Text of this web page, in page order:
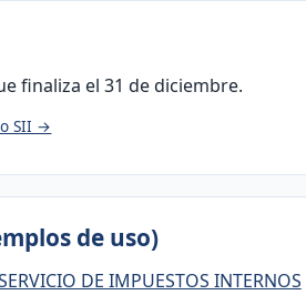
finaliza el 31 de diciembre.
SII →
de uso)
DE IMPUESTOS INTERNOS